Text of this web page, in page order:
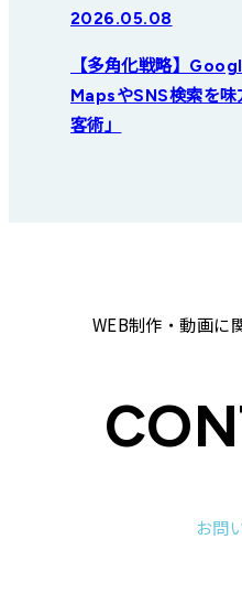
2026.05.08
【多角化戦略】
MapsやSNS検索を味
客術」
WEB制作・動画に
お問